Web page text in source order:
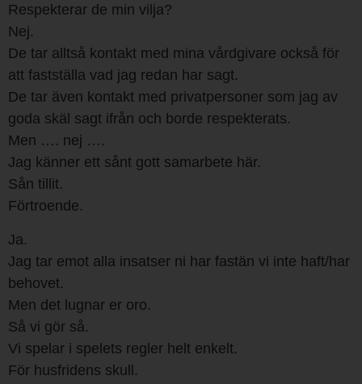
Respekterar de min vilja?
Nej.
De tar alltså kontakt med mina vårdgivare också för
att fastställa vad jag redan har sagt.
De tar även kontakt med privatpersoner som jag av
goda skäl sagt ifrån och borde respekterats.
Men …. nej ….
Jag känner ett sånt gott samarbete här.
Sån tillit.
Förtroende.
Ja.
Jag tar emot alla insatser ni har fastän vi inte haft/har
behovet.
Men det lugnar er oro.
Så vi gör så.
Vi spelar i spelets regler helt enkelt.
För husfridens skull.